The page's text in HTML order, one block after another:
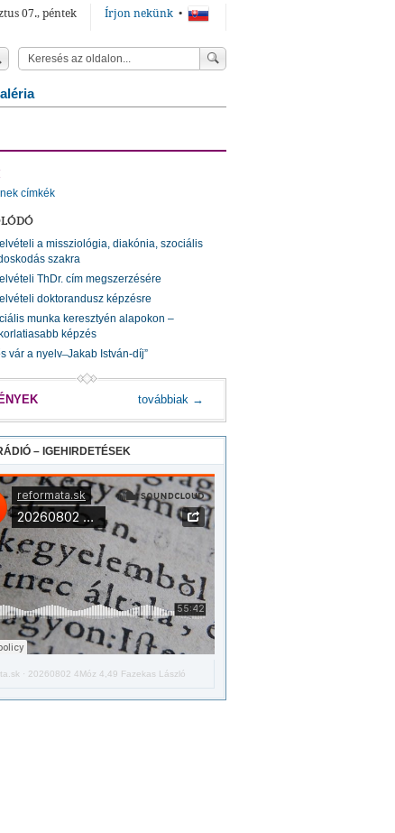
Írjon nekünk •
07., péntek
címkék
a missziológia, diakónia, szociális
szakra
ThDr. cím megszerzésére
doktorandusz képzésre
munka keresztyén alapokon –
képzés
vár a nyelv ̶ Jakab István-díj”
továbbiak →
– IGEHIRDETÉSEK
· 20260802 4Móz 4,49 Fazekas László